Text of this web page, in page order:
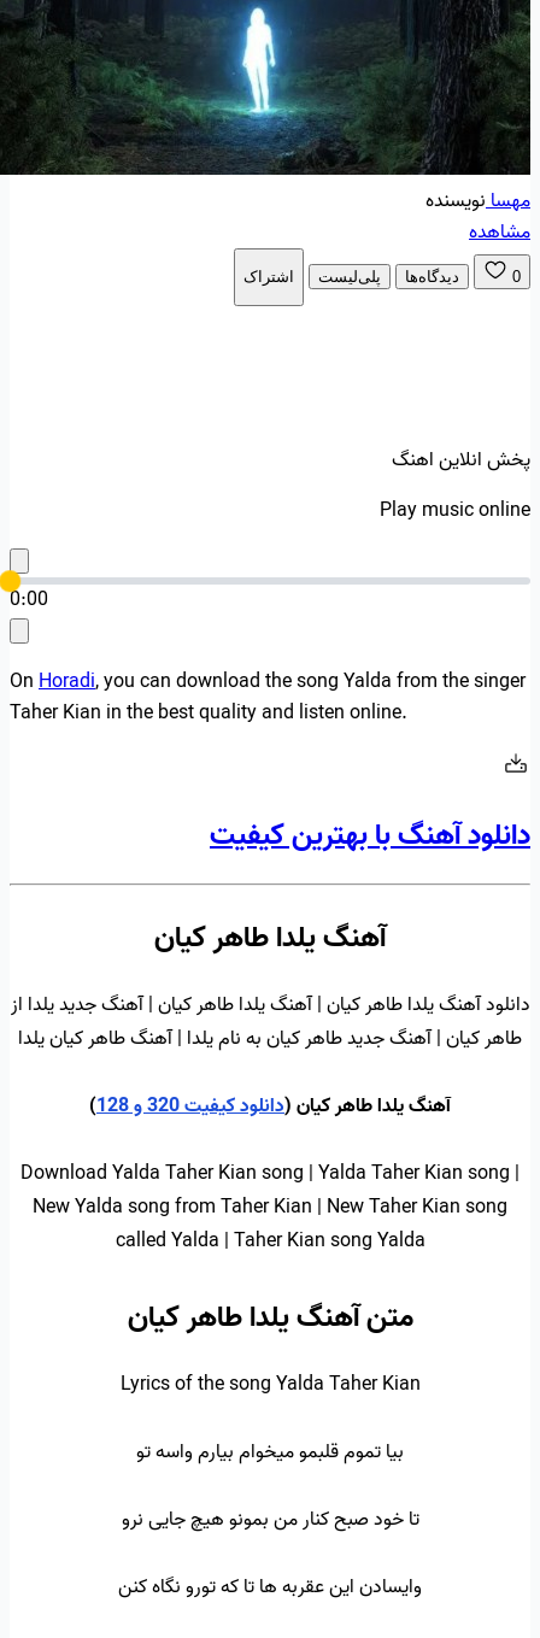
مهسانویسنده
مشاهده
0 دیدگاه‌ها پلی‌لیست اشتراک
پخش انلاین اهنگ
Play music online
0:00
OnHoradi, you can download the song Yalda from the singer
Taher Kian in the best quality and listen online.
دانلود آهنگ با بهترین کیفیت
آهنگ یلدا طاهر کیان
دانلود آهنگ یلدا طاهر کیان | آهنگ یلدا طاهر کیان | آهنگ جدید یلدا از
طاهر کیان | آهنگ جدید طاهر کیان به نام یلدا | آهنگ طاهر کیان یلدا
آهنگ یلدا طاهر کیان (دانلود کیفیت 320 و 128 )
Download Yalda Taher Kian song | Yalda Taher Kian song |
New Yalda song from Taher Kian | New Taher Kian song
called Yalda | Taher Kian song Yalda
متن آهنگ یلدا طاهر کیان
Lyrics of the song Yalda Taher Kian
بیا تموم قلبمو میخوام بیارم واسه تو
تا خود صبح کنار من بمونو هیچ جایی نرو
وایسادن این عقربه ها تا که تورو نگاه کنن